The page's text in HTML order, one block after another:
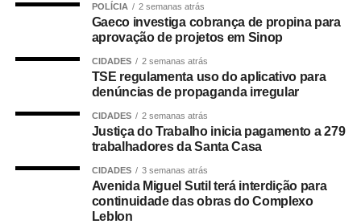
Conforme denúncia do Ministério Público de Mato Grosso
(MPMT), o feminicídio foi praticado por motivo torpe,
relacionado à inconformidade com o fim do
relacionamento amoroso, mediante extrema violência e
em circunstâncias que impossibilitaram qualquer reação
da vítima.
Para o MPMT, a conduta demonstrou elevado grau de
crueldade, uma vez que os disparos foram efetuados em
plena luz do dia, em área urbana com intensa circulação
de pessoas, utilizando uma pistola semiautomática.
POLÍCIA 2 semanas atrás
Gaeco investiga cobrança de propina para
aprovação de projetos em Sinop
CIDADES 2 semanas atrás
TSE regulamenta uso do aplicativo para
denúncias de propaganda irregular
CIDADES 2 semanas atrás
Justiça do Trabalho inicia pagamento a 279
trabalhadores da Santa Casa
CIDADES 3 semanas atrás
Avenida Miguel Sutil terá interdição para
continuidade das obras do Complexo
Leblon